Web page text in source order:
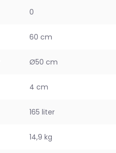
0
60 cm
Ø50 cm
4 cm
165 liter
14,9 kg